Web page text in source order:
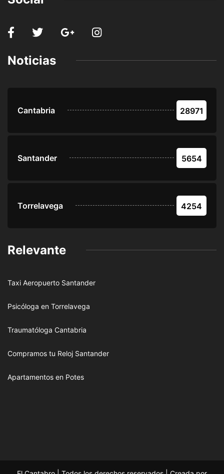
Noticias
Cantabria 28971
Santander 5654
Torrelavega 4254
Relevante
Taxi Aeropuerto Santander
Psicóloga en Torrelavega
Traumatóloga Cantabria
Compramos tu Reloj Santander
Apartamentos en Potes